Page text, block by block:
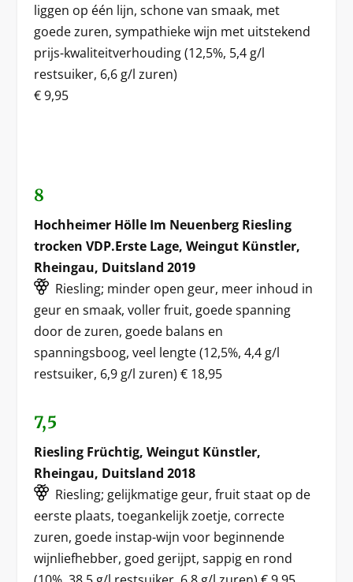
liggen op één lijn, schone van smaak, met
goede zuren, sympathieke wijn met uitstekend
prijs-kwaliteitverhouding (12,5%, 5,4 g/l
restsuiker, 6,6 g/l zuren)
€ 9,95
8
Hochheimer Hölle Im Neuenberg Riesling
trocken VDP.Erste Lage, Weingut Künstler,
Rheingau, Duitsland 2019
Riesling; minder open geur, meer inhoud in
geur en smaak, voller fruit, goede spanning
door de zuren, goede balans en
spanningsboog, veel lengte (12,5%, 4,4 g/l
restsuiker, 6,9 g/l zuren) € 18,95
7,5
Riesling Früchtig, Weingut Künstler,
Rheingau, Duitsland 2018
Riesling; gelijkmatige geur, fruit staat op de
eerste plaats, toegankelijk zoetje, correcte
zuren, goede instap-wijn voor beginnende
wijnliefhebber, goed gerijpt, sappig en rond